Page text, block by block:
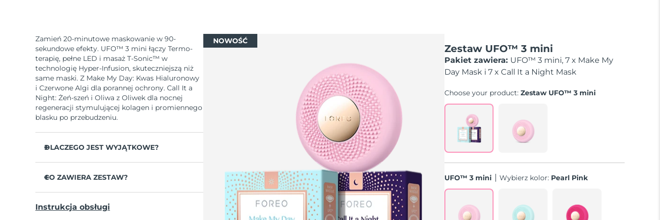
NOWOŚĆ
Zestaw UFO™ 3 mini
Pakiet zawiera: UFO™ 3 mini, 7 x Make My
Day Mask i 7 x Call It a Night Mask
Choose your product:Zestaw UFO™ 3 mini
UFO™ 3 mini Wybierz kolor: Pearl Pink
Zamień 20-minutowe maskowanie w 90-
sekundowe efekty. UFO™ 3 mini łączy Termo-
terapię, pełne LED i masaż T-Sonic™ w
technologię Hyper-Infusion, skuteczniejszą niż
same maski. Z Make My Day: Kwas Hialuronowy
i Czerwone Algi dla porannej ochrony. Call It a
Night: Żeń-szeń i Oliwa z Oliwek dla nocnej
regeneracji stymulującej kolagen i promiennego
blasku po przebudzeniu.
DLACZEGO JEST WYJĄTKOWE?
o 126 % w 2 minuty i redukuje zmarszczki w
czerwonym zwiększa kolagen dla jędrniejszej
CO ZAWIERA ZESTAW?
7 x Make My Day Mask and 7 x Call It a Night
Instrukcja obsługi